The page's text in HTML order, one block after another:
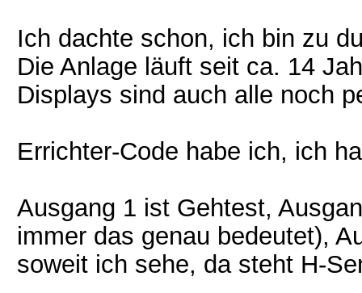
Ich dachte schon, ich bin zu
Die Anlage läuft seit ca. 14
Displays sind auch alle noch
Errichter-Code habe ich, ich
Ausgang 1 ist Gehtest,
immer das genau bedeutet),
soweit ich sehe, da steht H-